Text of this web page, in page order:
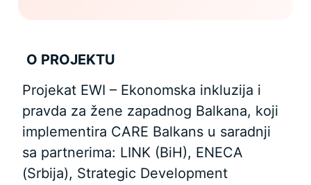
O PROJEKTU
Projekat EWI – Ekonomska inkluzija i
pravda za žene zapadnog Balkana, koji
implementira CARE Balkans u saradnji
sa partnerima: LINK (BiH), ENECA
(Srbija), Strategic Development